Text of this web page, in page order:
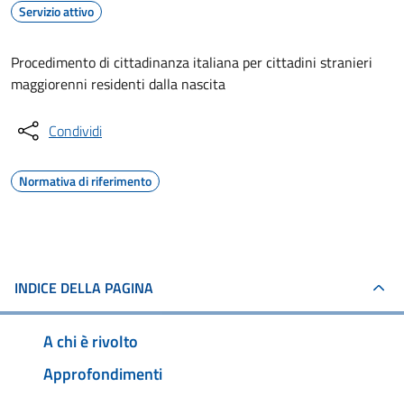
Servizio attivo
Procedimento di cittadinanza italiana per cittadini stranieri
maggiorenni residenti dalla nascita
Condividi
Normativa di riferimento
INDICE DELLA PAGINA
A chi è rivolto
Approfondimenti